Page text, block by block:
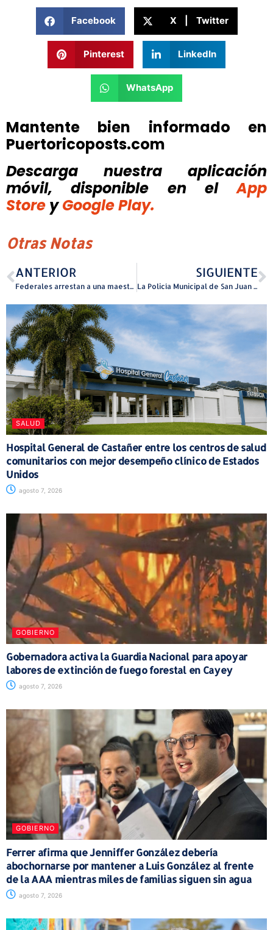
Facebook X | Twitter
Pinterest LinkedIn
WhatsApp
Mantente bien informado en
Puertoricoposts.com
Descarga nuestra aplicación
móvil, disponible
en el
App
Store y Google Play.
Otras Notas
ANTERIOR
Federales arrestan a una maestra acusada de tráfico sexual de menores
SIGUIENTE
La Policía Municipal de San Juan solicita ayuda para identificar sospechoso de escalada en Santurce
SALUD
Hospital General de Castañer entre los centros de salud
comunitarios con mejor desempeño clínico de Estados
Unidos
agosto 7, 2026
GOBIERNO
Gobernadora activa la Guardia Nacional para apoyar
labores de extinción de fuego forestal en Cayey
agosto 7, 2026
GOBIERNO
Ferrer afirma que Jenniffer González debería
abochornarse por mantener a Luis González al frente
de la AAA mientras miles de familias siguen sin agua
agosto 7, 2026